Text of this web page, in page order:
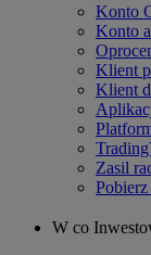
Konto
Konto
Klient
Klient
Zasil
W co